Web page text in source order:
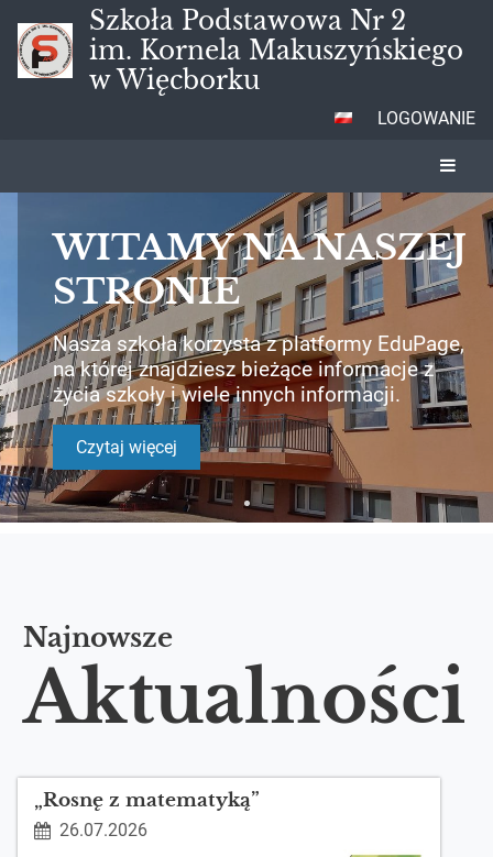
Szkoła Podstawowa Nr 2
im. Kornela Makuszyńskiego
w Więcborku
LOGOWANIE
główna
WITAMY NA NASZEJ
STRONIE
Nasza szkoła korzysta z platformy EduPage,
na której znajdziesz bieżące informacje z
życia szkoły i wiele innych informacji.
Czytaj więcej
Najnowsze
Aktualności
„Rosnę z matematyką”
26.07.2026